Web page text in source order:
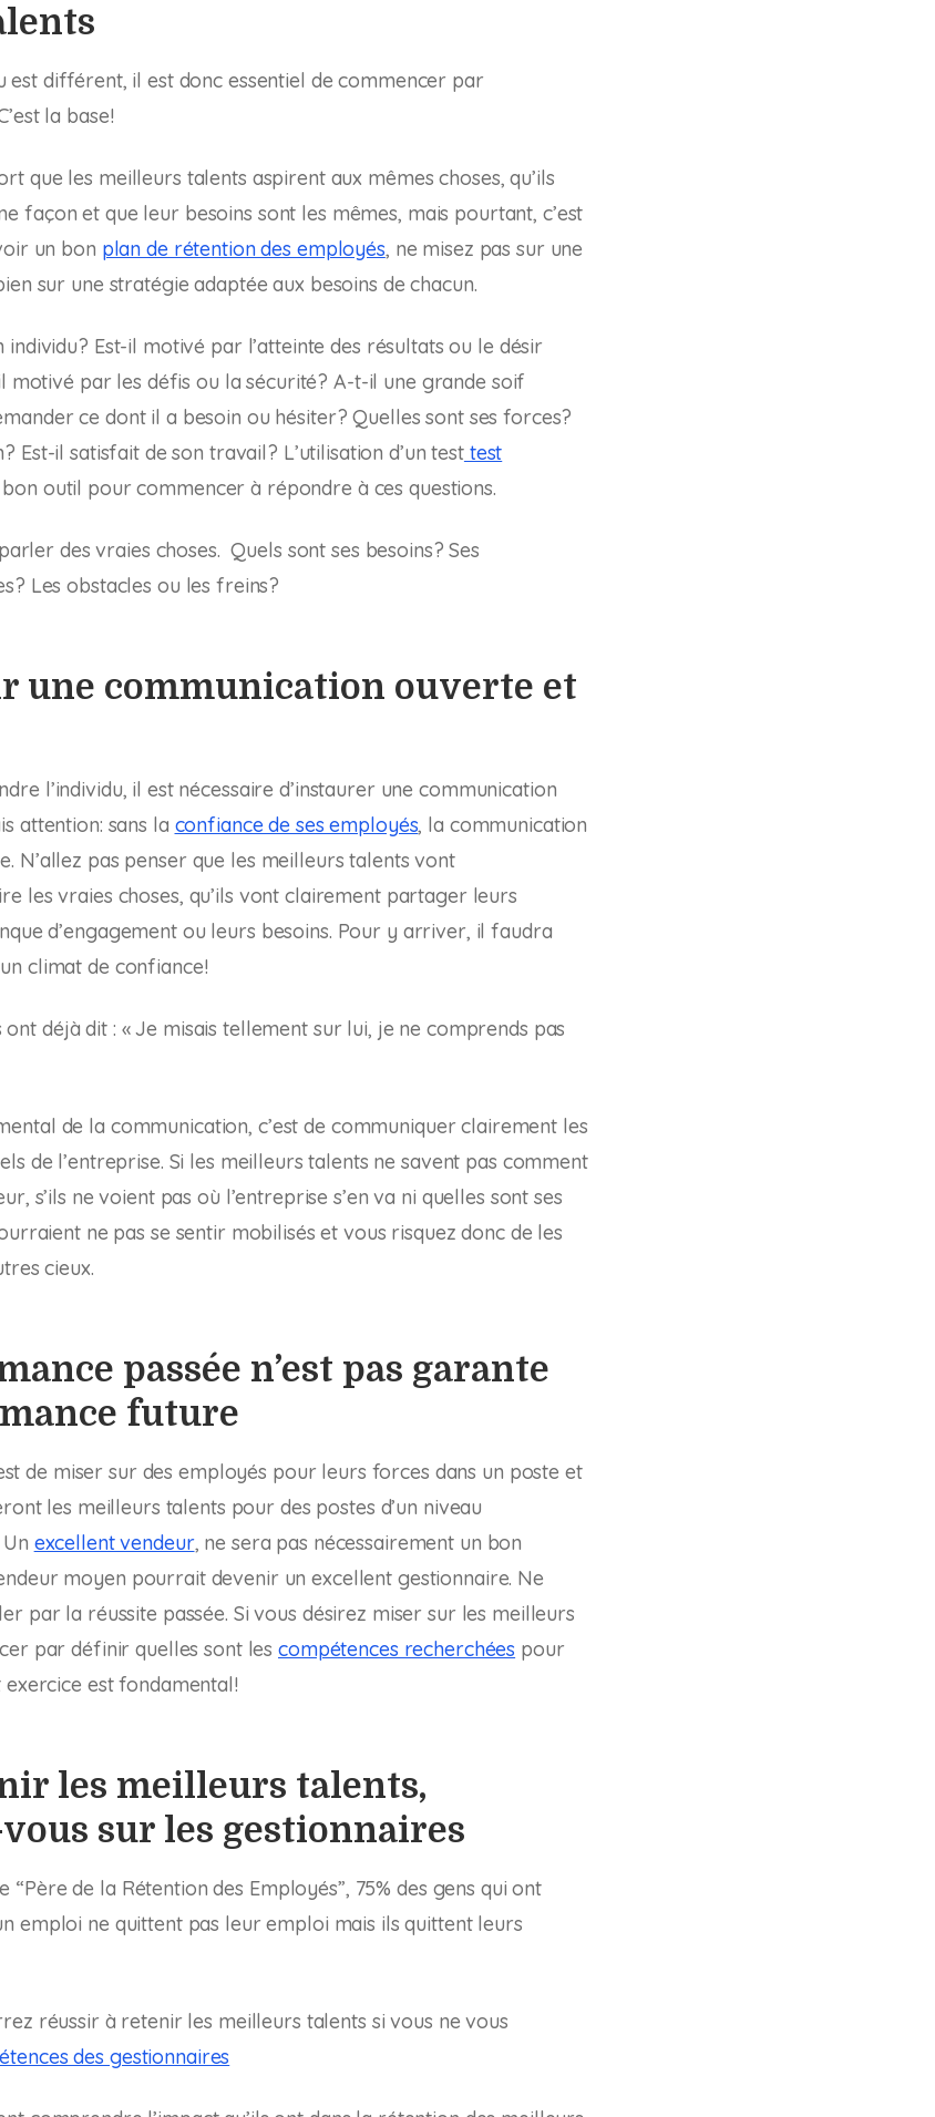
est différent, il est donc essentiel de commencer par
la base!
que les meilleurs talents aspirent aux mêmes choses, qu’ils
façon et que leur besoins sont les mêmes, mais pourtant, c’est
un bon plan de rétention des employés, ne misez pas sur une
sur une stratégie adaptée aux besoins de chacun.
individu? Est-il motivé par l’atteinte des résultats ou le désir
motivé par les défis ou la sécurité? A-t-il une grande soif
ce dont il a besoin ou hésiter? Quelles sont ses forces?
Est-il satisfait de son travail? L’utilisation d’un testtest
outil pour commencer à répondre à ces questions.
des vraies choses. Quels sont ses besoins? Ses
Les obstacles ou les freins?
une communication ouverte et
l’individu, il est nécessaire d’instaurer une communication
attention: sans la confiance de ses employés, la communication
N’allez pas penser que les meilleurs talents vont
les vraies choses, qu’ils vont clairement partager leurs
d’engagement ou leurs besoins. Pour y arriver, il faudra
climat de confiance!
déjà dit : « Je misais tellement sur lui, je ne comprends pas
de la communication, c’est de communiquer clairement les
de l’entreprise. Si les meilleurs talents ne savent pas comment
s’ils ne voient pas où l’entreprise s’en va ni quelles sont ses
ne pas se sentir mobilisés et vous risquez donc de les
cieux.
passée n’est pas garante
future
de miser sur des employés pour leurs forces dans un poste et
les meilleurs talents pour des postes d’un niveau
excellent vendeur, ne sera pas nécessairement un bon
moyen pourrait devenir un excellent gestionnaire. Ne
par la réussite passée. Si vous désirez miser sur les meilleurs
par définir quelles sont les compétences recherchées pour
est fondamental!
les meilleurs talents,
sur les gestionnaires
“Père de la Rétention des Employés”, 75% des gens qui ont
emploi ne quittent pas leur emploi mais ils quittent leurs
réussir à retenir les meilleurs talents si vous ne vous
des gestionnaires